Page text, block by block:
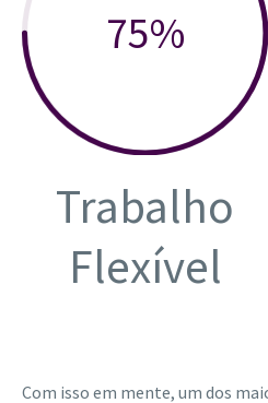
75%
Trabalho
Flexível
Com isso em mente, um dos